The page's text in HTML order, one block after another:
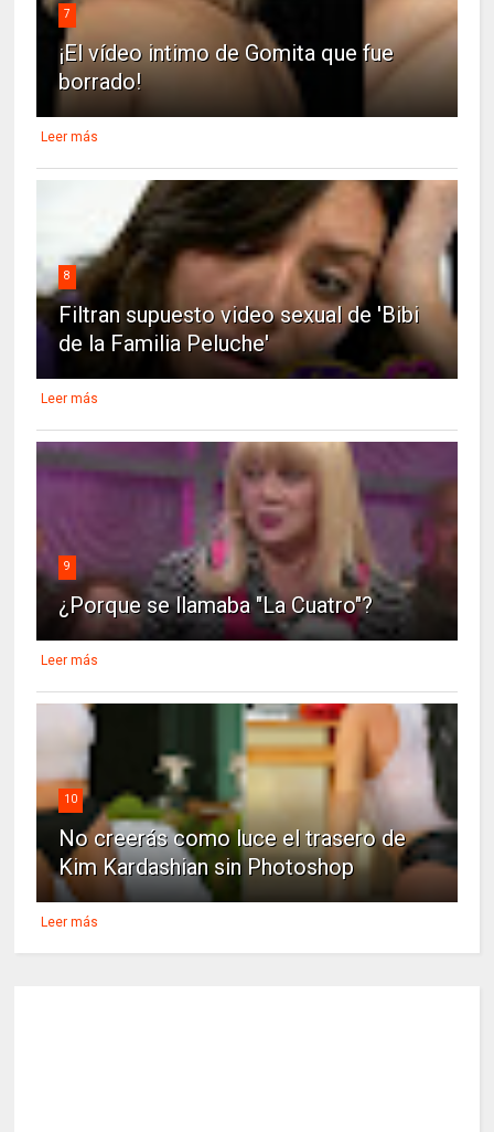
7
¡El vídeo intimo de Gomita que fue
borrado!
Leer más
8
Filtran supuesto video sexual de 'Bibi
de la Familia Peluche'
Leer más
9
¿Porque se llamaba "La Cuatro"?
Leer más
10
No creerás como luce el trasero de
Kim Kardashian sin Photoshop
Leer más